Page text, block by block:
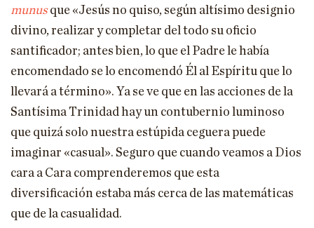
munusque «Jesús no quiso, según altísimo designio
divino, realizar y completar del todo su oficio
santificador; antes bien, lo que el Padre le había
encomendado se lo encomendó Él al Espíritu que lo
llevará a término». Ya se ve que en las acciones de la
Santísima Trinidad hay un contubernio luminoso
que quizá solo nuestra estúpida ceguera puede
imaginar «casual». Seguro que cuando veamos a Dios
cara a Cara comprenderemos que esta
diversificación estaba más cerca de las matemáticas
que de la casualidad.